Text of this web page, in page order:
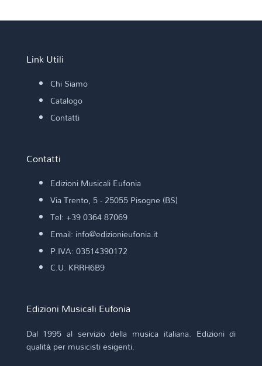
Link Utili
Chi Siamo
Catalogo
Contatti
Contatti
Edizioni Musicali Eufonia
Via Trento, 5 - 25055 Pisogne (BS)
Tel: +39 0364 87069
Email: info@edizionieufonia.it
P.IVA: 03514390172
C.U. KRRH6B9
Edizioni Musicali Eufonia
Dal 1995 al servizio della musica italiana. Edizioni di
qualità per musicisti esigenti.